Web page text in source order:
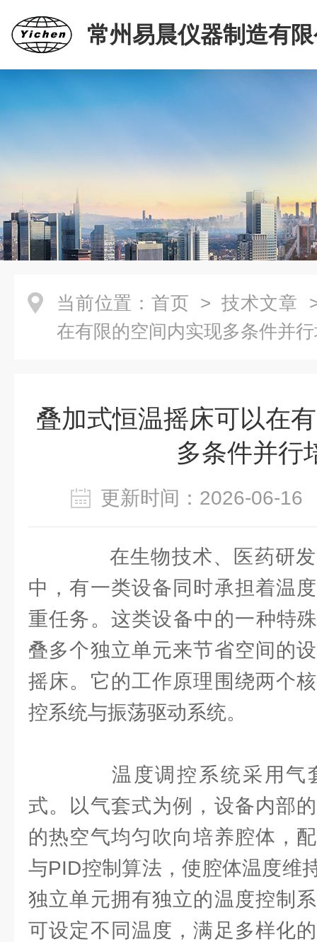
常州易晨仪器制造有
当前位置： 首页 > 技术文章
在有限的空间内实现多条件并
叠加式恒温摇床可以在
多条件并行
更新时间：2026-06-
在生物技术、医药研发
中，有一类设备同时承担着温
重任务。这类设备中的一种特
叠多个独立单元来节省空间的
摇床。它的工作原理围绕两个
控系统与振荡驱动系统。
温度调控系统采用气
式。以气套式为例，设备内部
的热空气均匀吹向培养腔体，
与PID控制算法，使腔体温度维
独立单元拥有独立的温度控制
可设定不同温度，满足多样化